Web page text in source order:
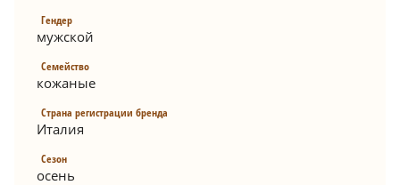
Гендер
мужской
Семейство
кожаные
Страна регистрации бренда
Италия
Сезон
осень